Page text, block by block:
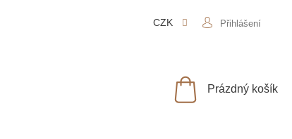
CZK Přihlášení
NÁKUPNÍ
Prázdný košík